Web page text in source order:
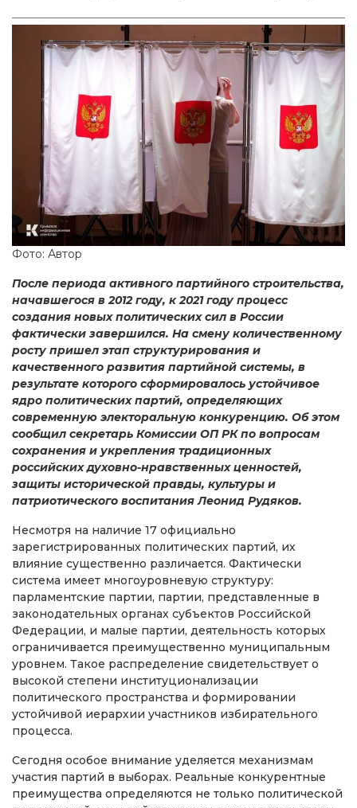
Фото: Автор
После периода активного партийного строительства,
начавшегося в 2012 году, к 2021 году процесс
создания новых политических сил в России
фактически завершился. На смену количественному
росту пришел этап структурирования и
качественного развития партийной системы, в
результате которого сформировалось устойчивое
ядро политических партий, определяющих
современную электоральную конкуренцию. Об этом
сообщил секретарь Комиссии ОП РК по вопросам
сохранения и укрепления традиционных
российских духовно-нравственных ценностей,
защиты исторической правды, культуры и
патриотического воспитания Леонид Рудяков.
Несмотря на наличие 17 официально
зарегистрированных политических партий, их
влияние существенно различается. Фактически
система имеет многоуровневую структуру:
парламентские партии, партии, представленные в
законодательных органах субъектов Российской
Федерации, и малые партии, деятельность которых
ограничивается преимущественно муниципальным
уровнем. Такое распределение свидетельствует о
высокой степени институционализации
политического пространства и формировании
устойчивой иерархии участников избирательного
процесса.
Сегодня особое внимание уделяется механизмам
участия партий в выборах. Реальные конкурентные
преимущества определяются не только политической